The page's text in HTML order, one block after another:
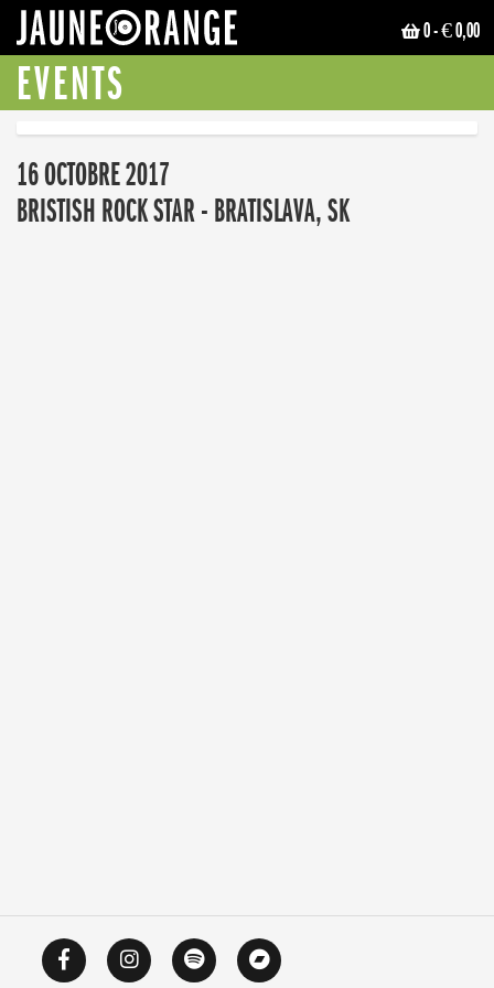
0- € 0,00
EVENTS
16 OCTOBRE 2017
BRISTISH ROCK STAR - BRATISLAVA, SK